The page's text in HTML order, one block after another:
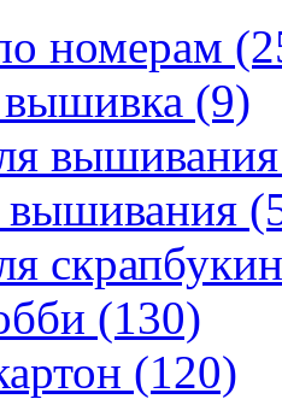
номерам
(9)
вышивания
(130)
(120)